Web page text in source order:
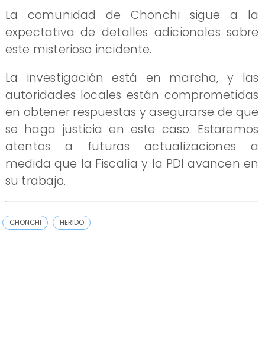
La comunidad de Chonchi sigue a la
expectativa de detalles adicionales sobre
este misterioso incidente.
La investigación está en marcha, y las
autoridades locales están comprometidas
en obtener respuestas y asegurarse de que
se haga justicia en este caso. Estaremos
atentos a futuras actualizaciones a
medida que la Fiscalía y la PDI avancen en
su trabajo.
CHONCHI HERIDO